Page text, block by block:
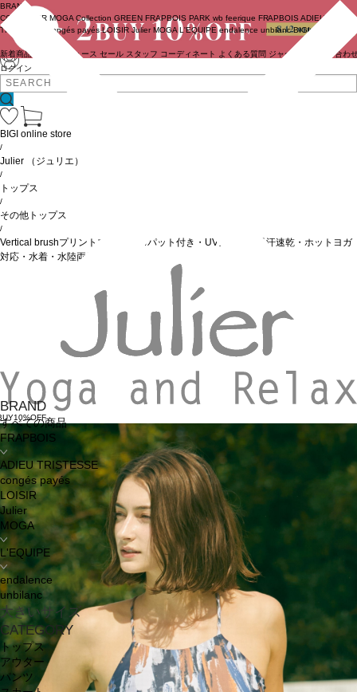
ログイン
BRAND
COUTURIER MOGA Collection GREEN FRAPBOIS PARK wb feerique FRAPBOIS ADIEU
TRISTESSE
congés payés LOISIR Julier MOGA L'EQUIPE endalence unbilanc BIGI online store
新着商品 ニュース セール スタッフ コーディネート よくある質問 ジャーナル お問い合わ
BRAND
すべての商品
FRAPBOIS
ADIEU TRISTESSE
congés payés
LOISIR
Julier
MOGA
L'EQUIPE
endalence
unbilanc
大きいサイズ
CATEGORY
トップス
アウター
パンツ
BIGI online store
/
Julier （ジュリエ）
/
トップス
/
その他トップス
/
Vertical brushプリントブラトップ/パット付き・UVカット・吸汗速乾・ホットヨガ
対応・水着・水陸両用